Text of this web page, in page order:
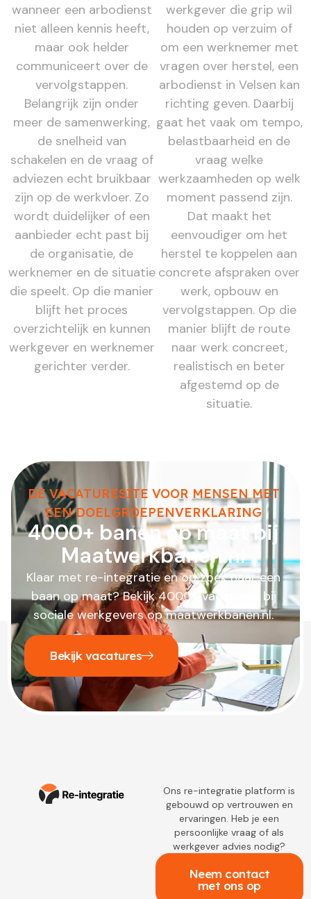
wanneer een arbodienst
niet alleen kennis heeft,
maar ook helder
communiceert over de
vervolgstappen.
Belangrijk zijn onder
meer de samenwerking,
de snelheid van
schakelen en de vraag of
adviezen echt bruikbaar
zijn op de werkvloer. Zo
wordt duidelijker of een
aanbieder echt past bij
de organisatie, de
werknemer en de situatie
die speelt. Op die manier
blijft het proces
overzichtelijk en kunnen
werkgever en werknemer
gerichter verder.
werkgever die grip wil
houden op verzuim of
om een werknemer met
vragen over herstel, een
arbodienst in Velsen kan
richting geven. Daarbij
gaat het vaak om tempo,
belastbaarheid en de
vraag welke
werkzaamheden op welk
moment passend zijn.
Dat maakt het
eenvoudiger om het
herstel te koppelen aan
concrete afspraken over
werk, opbouw en
vervolgstappen. Op die
manier blijft de route
naar werk concreet,
realistisch en beter
afgestemd op de
situatie.
DE VACATURESITE VOOR MENSEN MET
EEN DOELGROEPENVERKLARING
4000+ banen op maat bij
Maatwerkbanen.nl
Klaar met re-integratie en op zoek naar een
baan op maat? Bekijk 4000+ vacatures bij
sociale werkgevers op maatwerkbanen.nl.
Bekijk vacatures
Ons re-integratie platform is
gebouwd op vertrouwen en
ervaringen. Heb je een
persoonlijke vraag of als
werkgever advies nodig?
Neem contact
met ons op